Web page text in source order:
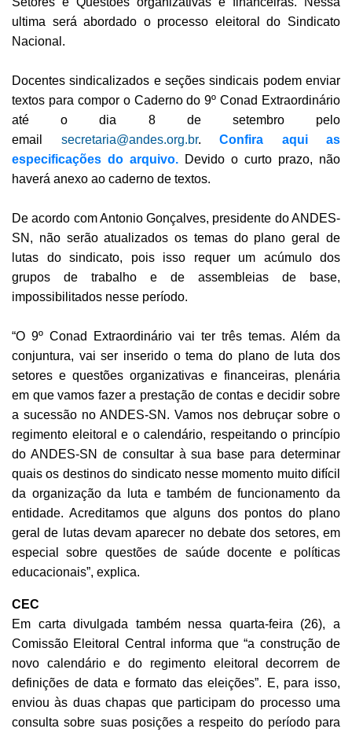
ultima será abordado o processo eleitoral do Sindicato
Nacional.
Docentes sindicalizados e seções sindicais podem enviar
textos para compor o Caderno do 9º Conad Extraordinário
até o dia 8 de setembro pelo
email secretaria@andes.org.br. Confira aqui as
especificações do arquivo. Devido o curto prazo, não
haverá anexo ao caderno de textos.
De acordo com Antonio Gonçalves, presidente do ANDES-
SN, não serão atualizados os temas do plano geral de
lutas do sindicato, pois isso requer um acúmulo dos
grupos de trabalho e de assembleias de base,
impossibilitados nesse período.
“O 9º Conad Extraordinário vai ter três temas. Além da
conjuntura, vai ser inserido o tema do plano de luta dos
setores e questões organizativas e financeiras, plenária
em que vamos fazer a prestação de contas e decidir sobre
a sucessão no ANDES-SN. Vamos nos debruçar sobre o
regimento eleitoral e o calendário, respeitando o princípio
do ANDES-SN de consultar à sua base para determinar
quais os destinos do sindicato nesse momento muito difícil
da organização da luta e também de funcionamento da
entidade. Acreditamos que alguns dos pontos do plano
geral de lutas devam aparecer no debate dos setores, em
especial sobre questões de saúde docente e políticas
educacionais”, explica.
CEC
Em carta divulgada também nessa quarta-feira (26), a
Comissão Eleitoral Central informa que “a construção de
novo calendário e do regimento eleitoral decorrem de
definições de data e formato das eleições”. E, para isso,
enviou às duas chapas que participam do processo uma
consulta sobre suas posições a respeito do período para